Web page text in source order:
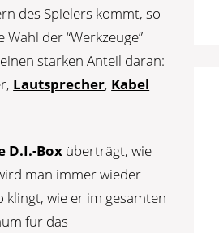
des Spielers kommt, so
Wahl der “Werkzeuge”
starken Anteil daran:
Lautsprecher, Kabel
D.I.-Box überträgt, wie
man immer wieder
wie er im gesamten
für das